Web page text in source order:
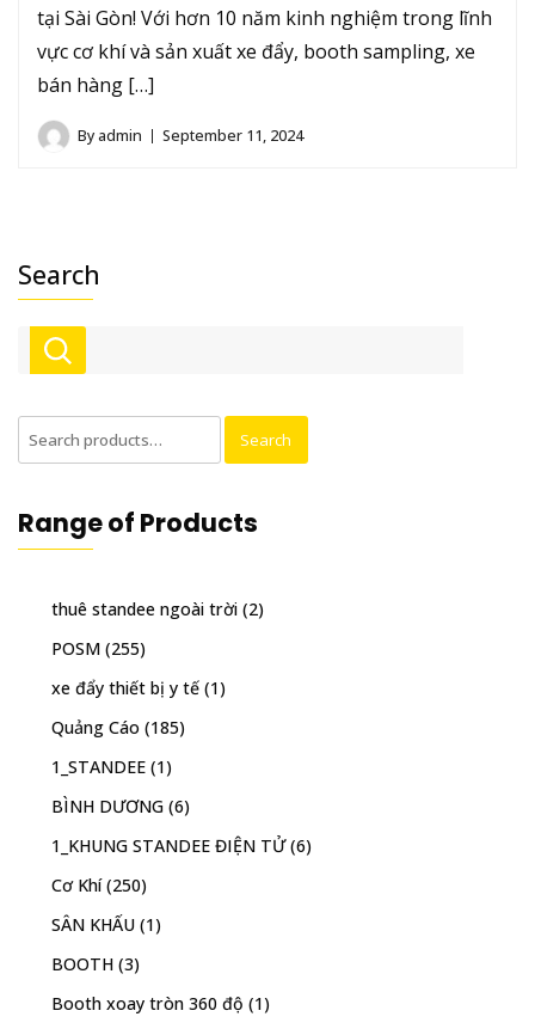
tại Sài Gòn! Với hơn 10 năm kinh nghiệm trong lĩnh
vực cơ khí và sản xuất xe đẩy, booth sampling, xe
bán hàng […]
Byadmin September 11, 2024
Search
Search
for:
Search
Range of Products
thuê standee ngoài trời (2)
POSM (255)
xe đẩy thiết bị y tế (1)
Quảng Cáo (185)
1_STANDEE (1)
BÌNH DƯƠNG (6)
1_KHUNG STANDEE ĐIỆN TỬ (6)
Cơ Khí (250)
SÂN KHẤU (1)
BOOTH (3)
Booth xoay tròn 360 độ (1)